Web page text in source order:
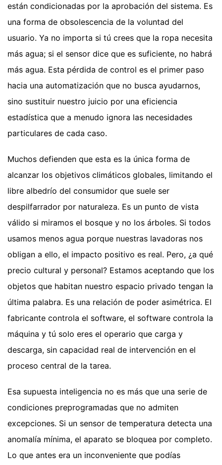
están condicionadas por la aprobación del sistema. Es
una forma de obsolescencia de la voluntad del
usuario. Ya no importa si tú crees que la ropa necesita
más agua; si el sensor dice que es suficiente, no habrá
más agua. Esta pérdida de control es el primer paso
hacia una automatización que no busca ayudarnos,
sino sustituir nuestro juicio por una eficiencia
estadística que a menudo ignora las necesidades
particulares de cada caso.
Muchos defienden que esta es la única forma de
alcanzar los objetivos climáticos globales, limitando el
libre albedrío del consumidor que suele ser
despilfarrador por naturaleza. Es un punto de vista
válido si miramos el bosque y no los árboles. Si todos
usamos menos agua porque nuestras lavadoras nos
obligan a ello, el impacto positivo es real. Pero, ¿a qué
precio cultural y personal? Estamos aceptando que los
objetos que habitan nuestro espacio privado tengan la
última palabra. Es una relación de poder asimétrica. El
fabricante controla el software, el software controla la
máquina y tú solo eres el operario que carga y
descarga, sin capacidad real de intervención en el
proceso central de la tarea.
Esa supuesta inteligencia no es más que una serie de
condiciones preprogramadas que no admiten
excepciones. Si un sensor de temperatura detecta una
anomalía mínima, el aparato se bloquea por completo.
Lo que antes era un inconveniente que podías